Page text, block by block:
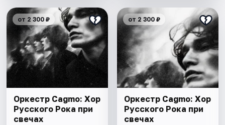
от 2 300 ₽
Оркестр Cagmo: Хор
Русского Рока при
свечах
от 2 300 ₽
Оркестр Cagmo: Хор
Русского Рока при
свечах